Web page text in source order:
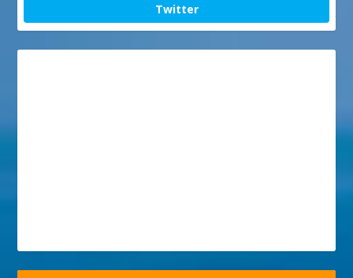
Twitter